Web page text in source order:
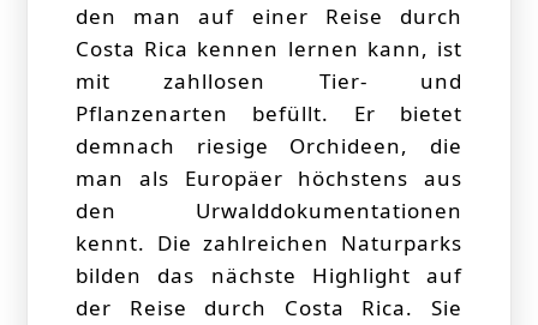
den man auf einer Reise durch
Costa Rica kennen lernen kann, ist
mit zahllosen Tier- und
Pflanzenarten befüllt. Er bietet
demnach riesige Orchideen, die
man als Europäer höchstens aus
den Urwalddokumentationen
kennt. Die zahlreichen Naturparks
bilden das nächste Highlight auf
der Reise durch Costa Rica. Sie